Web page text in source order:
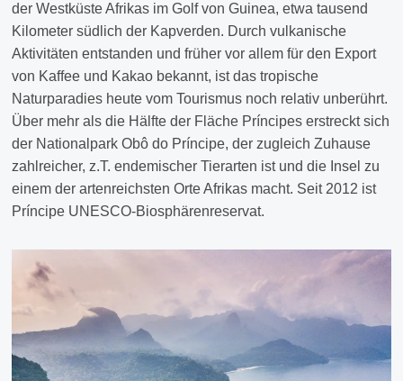
der Westküste Afrikas im Golf von Guinea, etwa tausend
Kilometer südlich der Kapverden. Durch vulkanische
Aktivitäten entstanden und früher vor allem für den Export
von Kaffee und Kakao bekannt, ist das tropische
Naturparadies heute vom Tourismus noch relativ unberührt.
Über mehr als die Hälfte der Fläche Príncipes erstreckt sich
der Nationalpark Obô do Príncipe, der zugleich Zuhause
zahlreicher, z.T. endemischer Tierarten ist und die Insel zu
einem der artenreichsten Orte Afrikas macht. Seit 2012 ist
Príncipe UNESCO-Biosphärenreservat.